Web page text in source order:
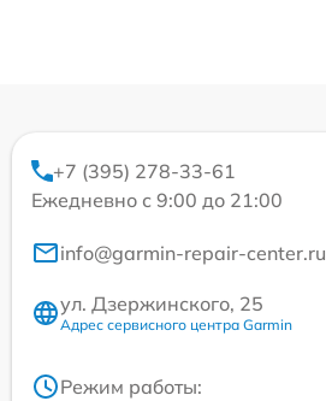
+7 (395) 278-33-61
Ежедневно с 9:00 до 21:00
info@garmin-repair-center.ru
ул. Дзержинского, 25
Адрес сервисного центра Garmin
Режим работы: